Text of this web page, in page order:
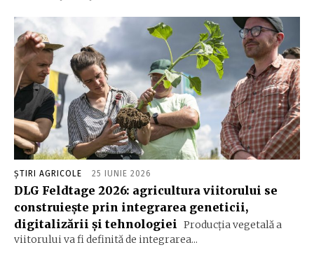
ȘTIRI AGRICOLE 25 IUNIE 2026
DLG Feldtage 2026: agricultura viitorului se
construiește prin integrarea geneticii,
digitalizării și tehnologiei Producția vegetală a
viitorului va fi definită de integrarea...